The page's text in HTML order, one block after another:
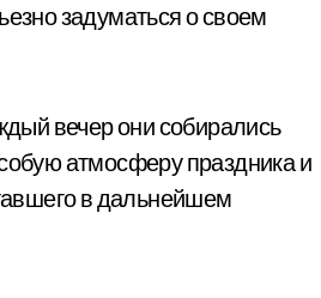
задуматься о своем
вечер они собирались
атмосферу праздника и
в дальнейшем